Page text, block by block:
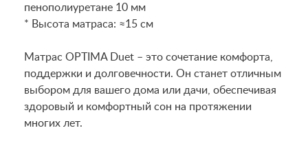
пенополиуретане 10 мм
* Высота матраса: ≈15 см
Матрас OPTIMA Duet – это сочетание комфорта,
поддержки и долговечности. Он станет отличным
выбором для вашего дома или дачи, обеспечивая
здоровый и комфортный сон на протяжении
многих лет.